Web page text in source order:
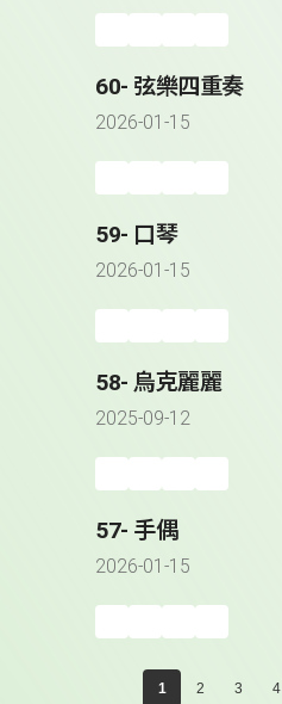
60- 弦樂四重奏
2026-01-15
59- 口琴
2026-01-15
58- 烏克麗麗
2025-09-12
57- 手偶
2026-01-15
1 2 3 4